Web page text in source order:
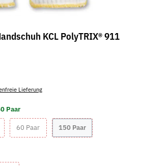
KCL PolyTRIX® 911
Lieferung
Paar
Paar60 Paar60 Paar150 Paar150 Paar